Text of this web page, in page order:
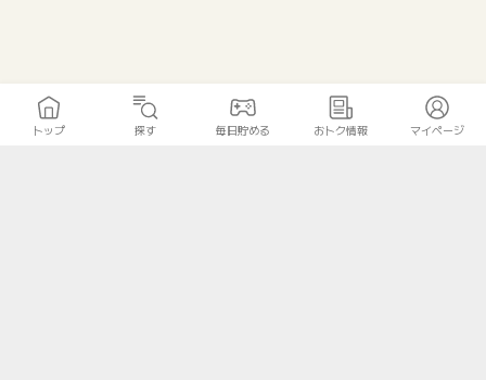
トップ 探す 毎日貯める おトク情報 マイページ